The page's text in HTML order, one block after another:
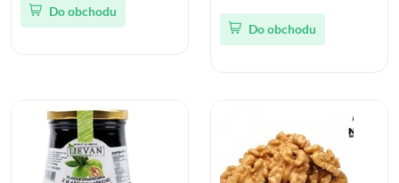
Do obchodu
Do obchodu